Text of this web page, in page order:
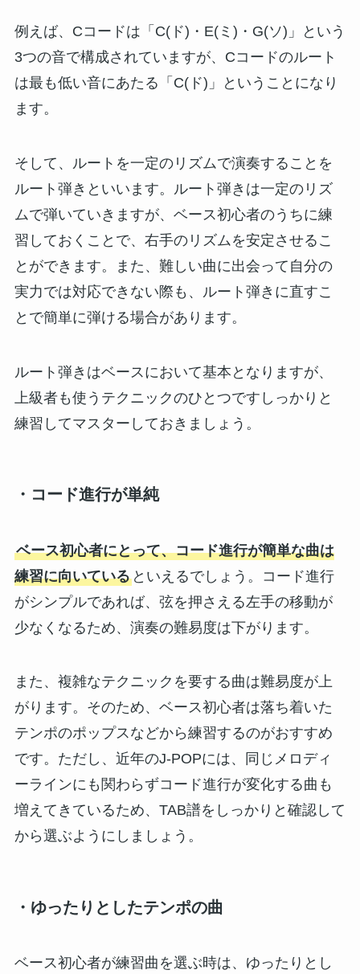
例えば、Cコードは「C(ド)・E(ミ)・G(ソ)」という
3つの音で構成されていますが、Cコードのルート
は最も低い音にあたる「C(ド)」ということになり
ます。
そして、ルートを一定のリズムで演奏することを
ルート弾きといいます。ルート弾きは一定のリズ
ムで弾いていきますが、ベース初心者のうちに練
習しておくことで、右手のリズムを安定させるこ
とができます。また、難しい曲に出会って自分の
実力では対応できない際も、ルート弾きに直すこ
とで簡単に弾ける場合があります。
ルート弾きはベースにおいて基本となりますが、
上級者も使うテクニックのひとつですしっかりと
練習してマスターしておきましょう。
・コード進行が単純
ベース初心者にとって、コード進行が簡単な曲は
練習に向いているといえるでしょう。コード進行
がシンプルであれば、弦を押さえる左手の移動が
少なくなるため、演奏の難易度は下がります。
また、複雑なテクニックを要する曲は難易度が上
がります。そのため、ベース初心者は落ち着いた
テンポのポップスなどから練習するのがおすすめ
です。ただし、近年のJ-POPには、同じメロディ
ーラインにも関わらずコード進行が変化する曲も
増えてきているため、TAB譜をしっかりと確認して
から選ぶようにしましょう。
・ゆったりとしたテンポの曲
ベース初心者が練習曲を選ぶ時は、ゆったりとし